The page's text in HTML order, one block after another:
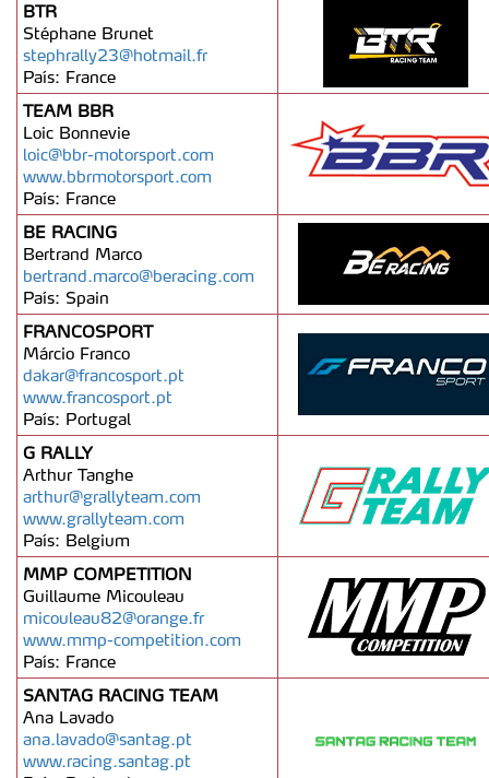
BTR
Stéphane Brunet
stephrally23@hotmail.fr
País: France
TEAM BBR
Loic Bonnevie
loic@bbr-motorsport.com
www.bbrmotorsport.com
País: France
BE RACING
Bertrand Marco
bertrand.marco@beracing.com
País: Spain
FRANCOSPORT
Márcio Franco
dakar@francosport.pt
www.francosport.pt
País: Portugal
G RALLY
Arthur Tanghe
arthur@grallyteam.com
www.grallyteam.com
País: Belgium
MMP COMPETITION
Guillaume Micouleau
micouleau82@orange.fr
www.mmp-competition.com
País: France
SANTAG RACING TEAM
Ana Lavado
ana.lavado@santag.pt
www.racing.santag.pt